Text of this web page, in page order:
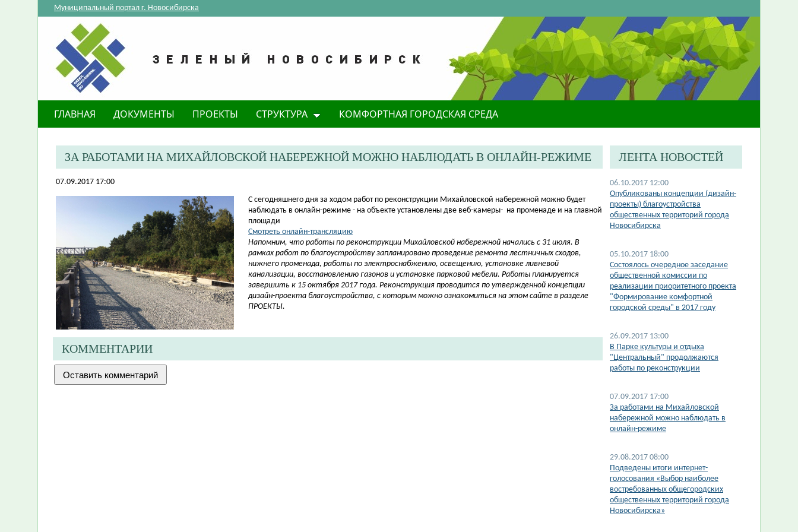
Муниципальный портал г. Новосибирска
ГЛАВНАЯ ДОКУМЕНТЫ ПРОЕКТЫ СТРУКТУРА КОМФОРТНАЯ ГОРОДСКАЯ СРЕДА
ЗА РАБОТАМИ НА МИХАЙЛОВСКОЙ НАБЕРЕЖНОЙ МОЖНО НАБЛЮДАТЬ В ОНЛАЙН-РЕЖИМЕ
07.09.2017 17:00
​С сегодняшнего дня за ходом работ по реконструкции Михайловской набережной можно будет
наблюдать в онлайн-режиме - на объекте установлены две веб-камеры- на променаде и на главной
площади
Смотреть онлайн-трансляцию
Напомним, что работы по реконструкции Михайловской набережной начались с 31 июля. В
рамках работ по благоустройству запланировано проведение ремонта лестничных сходов,
нижнего променада, работы по электроснабжению, освещению, установке ливневой
канализации, восстановлению газонов и установке парковой мебели. Работы планируется
завершить к 15 октября 2017 года. Реконструкция проводится по утвержденной концепции
дизайн-проекта благоустройства, с которым можно ознакомиться на этом сайте в разделе
ПРОЕКТЫ.
КОММЕНТАРИИ
ЛЕНТА НОВОСТЕЙ
06.10.2017 12:00
Опубликованы концепции (дизайн-
проекты) благоустройства
общественных территорий города
Новосибирска
05.10.2017 18:00
Состоялось очередное заседание
общественной комиссии по
реализации приоритетного проекта
"Формирование комфортной
городской среды" в 2017 году
26.09.2017 13:00
В Парке культуры и отдыха
"Центральный" продолжаются
работы по реконструкции
07.09.2017 17:00
За работами на Михайловской
набережной можно наблюдать в
онлайн-режиме
29.08.2017 08:00
Подведены итоги интернет-
голосования «Выбор наиболее
востребованных общегородских
общественных территорий города
Новосибирска»